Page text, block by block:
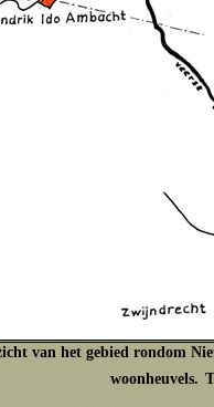
van het gebied rondom
woonheuvels.